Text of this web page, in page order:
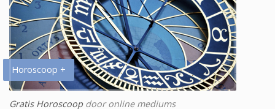
Horoscoop +
Gratis Horoscoopdoor online mediums